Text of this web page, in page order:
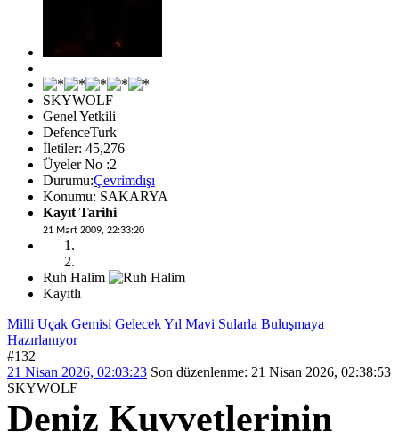
SKYWOLF
Genel Yetkili
DefenceTurk
İletiler: 45,276
Üyeler No :2
Durumu:Çevrimdışı
Konumu: SAKARYA
Kayıt Tarihi
21 Mart 2009, 22:33:20
Ruh Halim
Kayıtlı
Milli Uçak Gemisi Gelecek Yıl Mavi Sularla Buluşmaya
Hazırlanıyor
#132
21 Nisan 2026, 02:03:23 Son düzenlenme: 21 Nisan 2026, 02:38:53
SKYWOLF
Deniz Kuvvetlerinin